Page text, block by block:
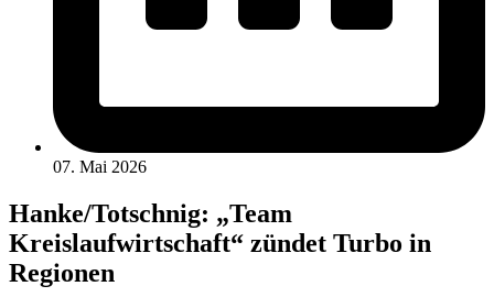
07. Mai 2026
Hanke/Totschnig: „Team
Kreislaufwirtschaft“ zündet Turbo in
Regionen